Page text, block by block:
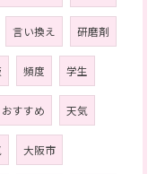
言い換え 研磨剤
頻度 学生
おすすめ 天気
大阪市